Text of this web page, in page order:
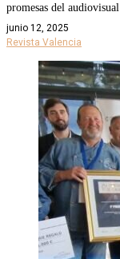
promesas del
junio 12, 2025
Revista Valencia